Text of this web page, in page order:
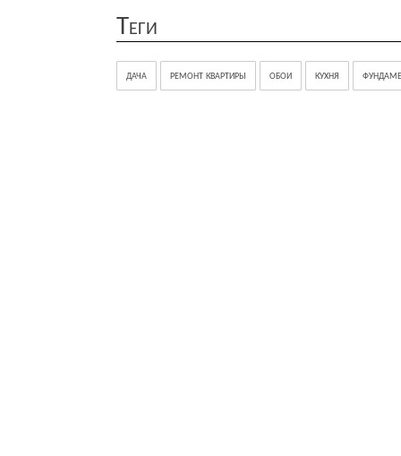
Теги
дача ремонт квартиры обои кухня